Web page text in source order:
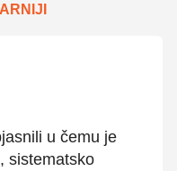
u čemu je
sistematsko